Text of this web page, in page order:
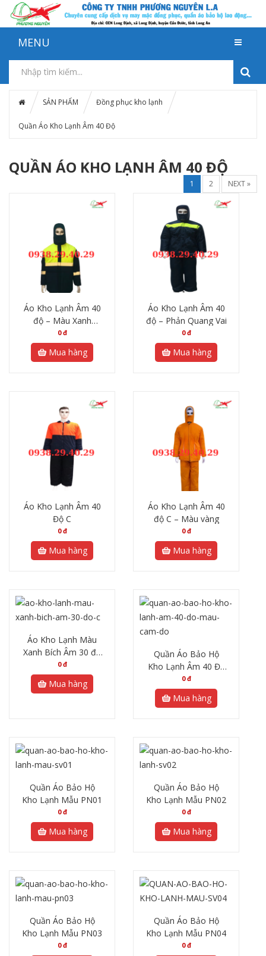
MENU
SẢN PHẨM Đồng phục kho lạnh
Quần Áo Kho Lạnh Âm 40 Độ
QUẦN ÁO KHO LẠNH ÂM 40 ĐỘ
1 2 NEXT »
Áo Kho Lạnh Âm 40
độ – Màu Xanh
Neon Phối Phản
Quang
0đ
Mua hàng
Áo Kho Lạnh Âm 40
độ – Phản Quang Vai
0đ
Mua hàng
Áo Kho Lạnh Âm 40
Độ C
0đ
Mua hàng
Áo Kho Lạnh Âm 40
độ C – Màu vàng
0đ
Mua hàng
Áo Kho Lạnh Màu
Xanh Bích Âm 30 độ
C
0đ
Mua hàng
Quần Áo Bảo Hộ
Kho Lạnh Âm 40 Độ
– Màu Cam Đỏ
0đ
Mua hàng
Quần Áo Bảo Hộ
Kho Lạnh Mẫu PN01
0đ
Mua hàng
Quần Áo Bảo Hộ
Kho Lạnh Mẫu PN02
0đ
Mua hàng
Quần Áo Bảo Hộ
Kho Lạnh Mẫu PN03
0đ
Quần Áo Bảo Hộ
Kho Lạnh Mẫu PN04
0đ